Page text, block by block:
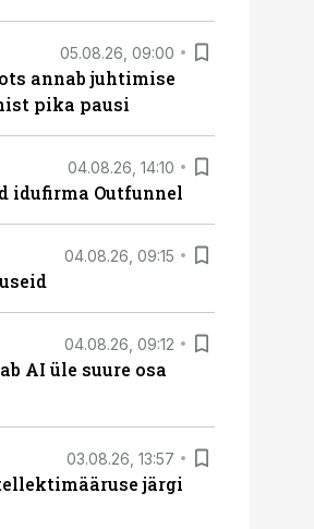
05.08.26, 09:00
annab juhtimise
pika pausi
04.08.26, 14:10
idufirma Outfunnel
04.08.26, 09:15
04.08.26, 09:12
AI üle suure osa
03.08.26, 13:57
järgi